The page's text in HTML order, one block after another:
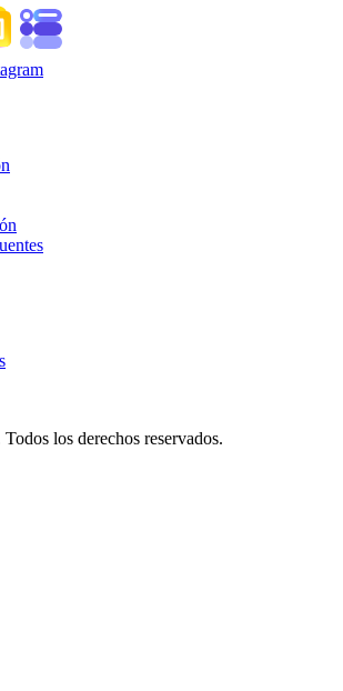
Todos los derechos reservados.